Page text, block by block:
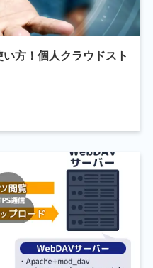
方！個人クラウドスト